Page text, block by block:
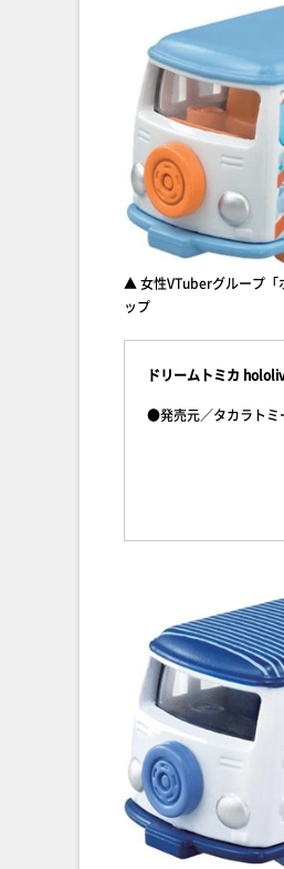
▲ 女性VTuberグループ「
ップ
ドリームトミカ
●発売元／タカラト